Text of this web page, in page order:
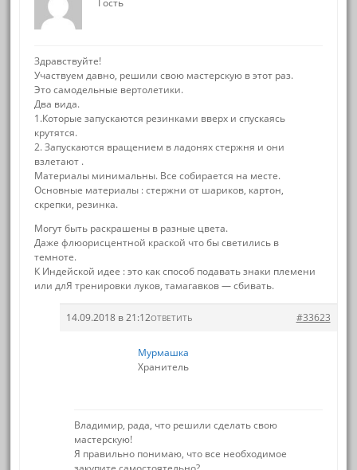
Гость
Здравствуйте!
Участвуем давно, решили свою мастерскую в этот раз.
Это самодельные вертолетики.
Два вида.
1.Которые запускаются резинками вверх и спускаясь
крутятся.
2. Запускаются вращением в ладонях стержня и они
взлетают .
Материалы минимальны. Все собирается на месте.
Основные материалы : стержни от шариков, картон,
скрепки, резинка.
Могут быть раскрашены в разные цвета.
Даже флюорисцентной краской что бы светились в
темноте.
К Индейской идее : это как способ подавать знаки племени
или длЯ тренировки луков, тамагавков — сбивать.
14.09.2018 в 21:12 #33623
ОТВЕТИТЬ
Мурмашка
Хранитель
Владимир, рада, что решили сделать свою
мастерскую!
Я правильно понимаю, что все необходимое